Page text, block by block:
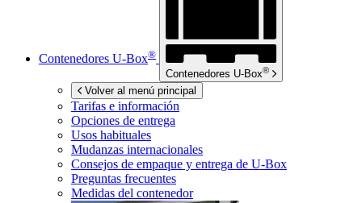
Contenedores U-Box®
Contenedores U-Box®
Volver al menú principal
Tarifas e información
Opciones de entrega
Usos habituales
Mudanzas internacionales
Consejos de empaque y entrega de U-Box
Preguntas frecuentes
Medidas del contenedor